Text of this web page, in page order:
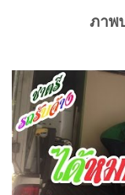
ภาพ